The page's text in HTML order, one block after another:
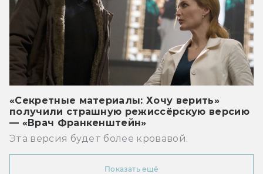
«Секретные материалы: Хочу верить»
получили страшную режиссёрскую версию
— «Врач Франкенштейн»
Эта версия будет более кровавой.
Показать ещё